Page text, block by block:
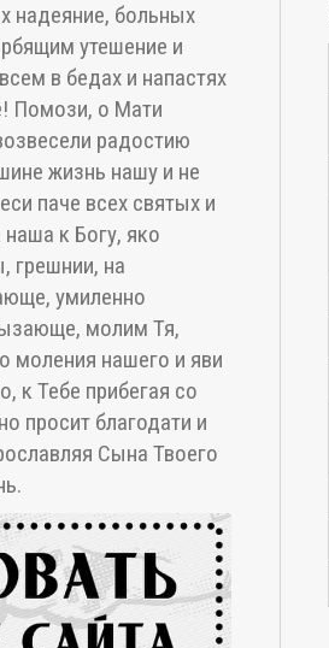
надеяние, больных
утешение и
в бедах и напастях
Помози, о Мати
радостию
жизнь нашу и не
паче всех святых и
к Богу, яко
грешнии, на
умиленно
молим Тя,
моления нашего и яви
к Тебе прибегая со
просит благодати и
Сына Твоего